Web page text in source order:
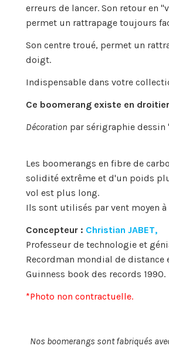
erreurs de lancer. Son retour en
permet un rattrapage toujours
Son centre troué, permet un
doigt.
Indispensable dans votre
Ce boomerang existe en
Décoration par sérigraphie dessin
Les boomerangs en fibre de
solidité extrême et d'un poids
vol est plus long.
Ils sont utilisés par vent moyen à
Concepteur : Christian JABET,
Professeur de technologie et
Recordman mondial de distance
Guinness book des records 1990.
*Photo non contractuelle.
Nos boomerangs sont fabriqués